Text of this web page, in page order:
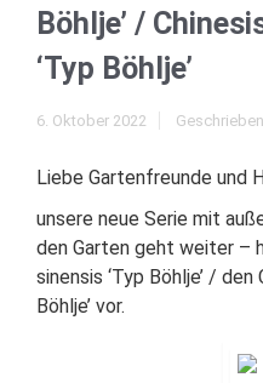
Böhlje’ /
‘Typ Böhlje’
6. Oktober 2022
Liebe Gartenfreunde und
unsere neue Serie mit
den Garten geht weiter –
sinensis ‘Typ Böhlje’ /
Böhlje’ vor.